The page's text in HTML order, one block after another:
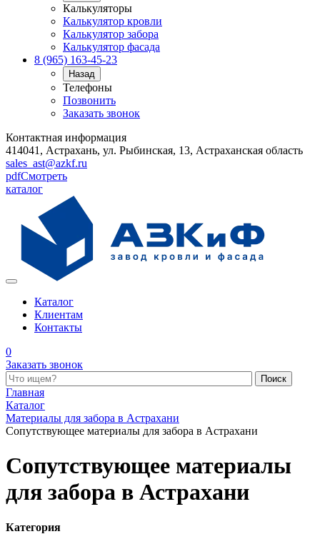
Калькуляторы
Калькулятор кровли
Калькулятор забора
Калькулятор фасада
8 (965) 163-45-23
Назад
Телефоны
Позвонить
Заказать звонок
Контактная информация
414041, Астрахань, ул. Рыбинская, 13, Астраханская область
sales_ast@azkf.ru
pdfСмотреть
каталог
Каталог
Клиентам
Контакты
0
Заказать звонок
Поиск по каталогу
Главная
Каталог
Материалы для забора в Астрахани
Сопутствующее материалы для забора в Астрахани
Сопутствующее материалы
для забора в Астрахани
Категория